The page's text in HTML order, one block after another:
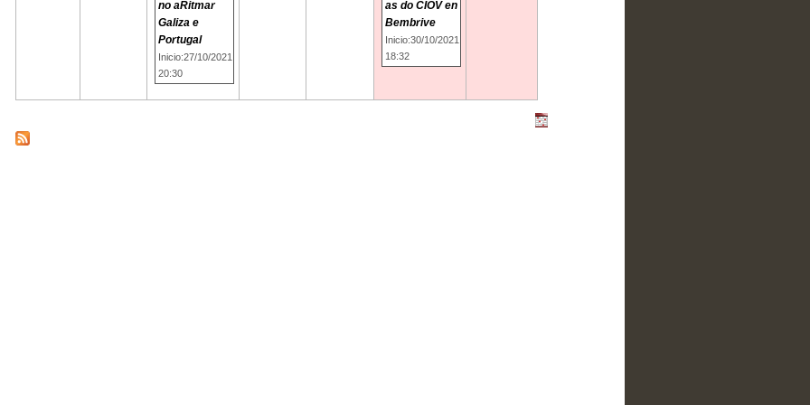
no aRitmar
Galiza e
Portugal
Inicio:27/10/2021
20:30
as do CIOV en
Bembrive
Inicio:30/10/2021
18:32